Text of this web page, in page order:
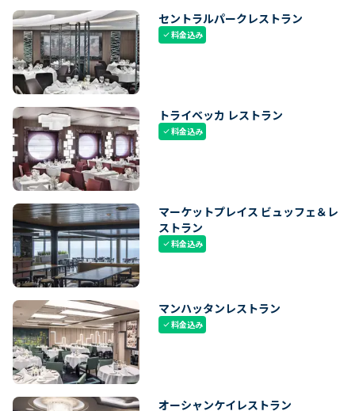
セントラルパークレストラン
check料金込み
トライベッカ レストラン
check料金込み
マーケットプレイス ビュッフェ＆レ
ストラン
check料金込み
マンハッタンレストラン
check料金込み
オーシャンケイレストラン